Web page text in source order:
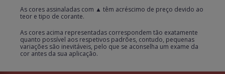
As cores assinaladas com ▲ têm acréscimo de preço devido ao
teor e tipo de corante.
As cores acima representadas correspondem tão exatamente
quanto possível aos respetivos padrões, contudo, pequenas
variações são inevitáveis, pelo que se aconselha um exame da
cor antes da sua aplicação.